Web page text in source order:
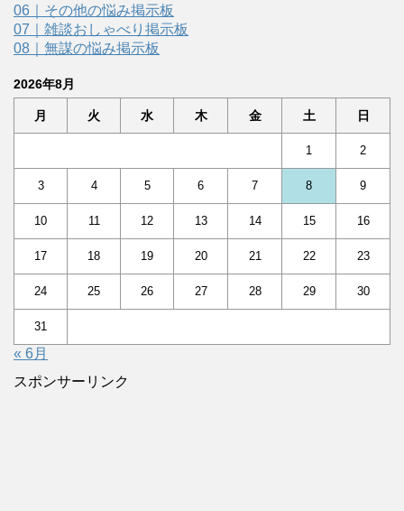
06｜その他の悩み掲示板
07｜雑談おしゃべり掲示板
08｜無謀の悩み掲示板
2026年8月
月 火 水 木 金 土 日
1 2
3 4 5 6 7 8 9
10 11 12 13 14 15 16
17 18 19 20 21 22 23
24 25 26 27 28 29 30
31
« 6月
スポンサーリンク